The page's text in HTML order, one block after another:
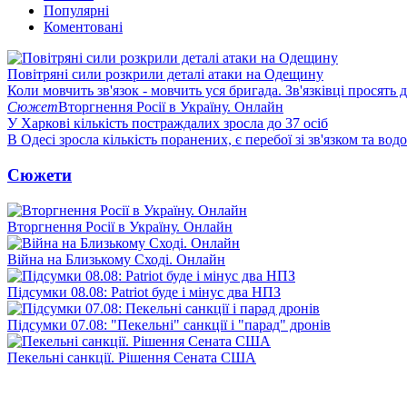
Популярні
Коментовані
Повітряні сили розкрили деталі атаки на Одещину
Коли мовчить зв'язок - мовчить уся бригада. Зв'язківці просять
СюжетВторгнення Росії в Україну. Онлайн
У Харкові кількість постраждалих зросла до 37 осіб
В Одесі зросла кількість поранених, є перебої зі зв'язком та
Сюжети
Вторгнення Росії в Україну. Онлайн
Війна на Близькому Сході. Онлайн
Підсумки 08.08: Patriot буде і мінус два НПЗ
Підсумки 07.08: "Пекельні" санкції і "парад" дронів
Пекельні санкції. Рішення Сената США